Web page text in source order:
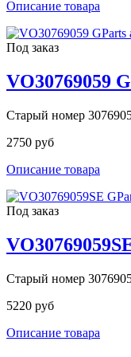
Описание товара
Под заказ
VO30769059
Старый номер
2750 руб
Описание товара
Под заказ
Старый номер
5220 руб
Описание товара